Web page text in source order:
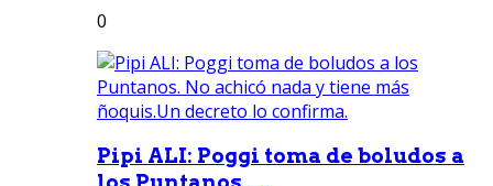
0
Pipi ALI: Poggi toma de boludos a